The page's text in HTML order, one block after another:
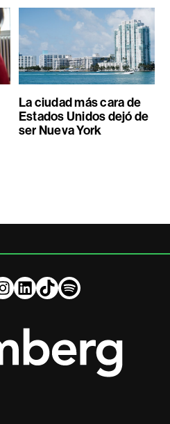
La ciudad más cara de
Estados Unidos dejó de
ser Nueva York